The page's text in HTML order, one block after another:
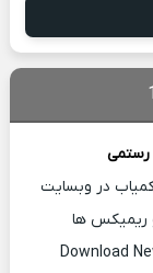
رستمی
در وبسایت
ریمیکس ها
Download